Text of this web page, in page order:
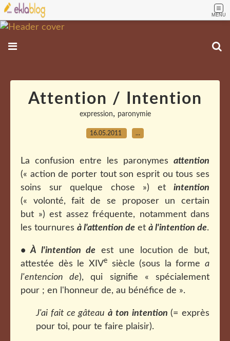
MENU
Attention / Intention
expression, paronymie
16.05.2011 …
La confusion entre les paronymes attention
(« action de porter tout son esprit ou tous ses
soins sur quelque chose ») et intention
(« volonté, fait de se proposer un certain
but ») est assez fréquente, notamment dans
les tournures à l'attention de et à l'intention de.
• À l'intention de est une locution de but,
attestée dès le XIVesiècle (sous la forme a
l'entencion de), qui signifie « spécialement
pour ; en l'honneur de, au bénéfice de ».
J'ai fait ce gâteau à ton intention (= exprès
pour toi, pour te faire plaisir).